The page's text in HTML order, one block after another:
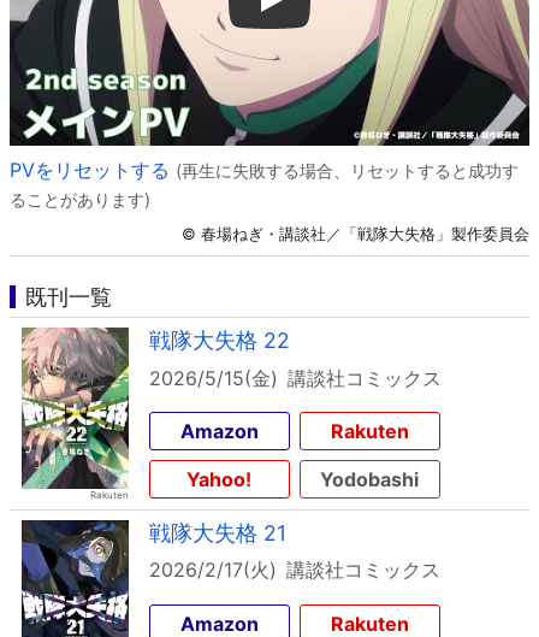
Play
PVをリセットする (再生に失敗する場合、リセットすると成功す
ることがあります)
© 春場ねぎ・講談社／「戦隊大失格」製作委員会
既刊一覧
戦隊大失格 22
2026/5/15(金) 講談社コミックス
Amazon
Rakuten
Yahoo!
Yodobashi
戦隊大失格 21
2026/2/17(火) 講談社コミックス
Amazon
Rakuten